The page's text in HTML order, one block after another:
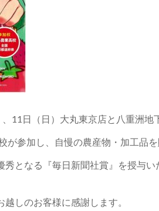
11日（日）大丸東京店と八重洲
が参加し、自慢の農産物・加工品を
となる『毎日新聞社賞』を授与
しのお客様に感謝します。